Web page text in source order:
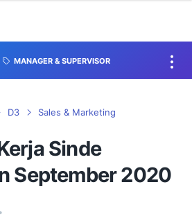
MANAGER & SUPERVISOR
D3 Sales & Marketing
Sinde
September 2020
•